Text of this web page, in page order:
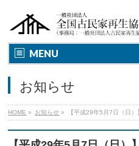
MENU
お知らせ
HOME » お知らせ » 【平成29年5月7日（日